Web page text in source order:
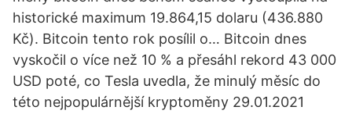
historické maximum 19.864,15 dolaru (436.880
Kč). Bitcoin tento rok posílil o… Bitcoin dnes
vyskočil o více než 10 % a přesáhl rekord 43 000
USD poté, co Tesla uvedla, že minulý měsíc do
této nejpopulárnější kryptoměny 29.01.2021